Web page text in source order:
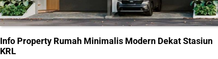
Info Property Rumah Minimalis Modern Dekat Stasiun
KRL